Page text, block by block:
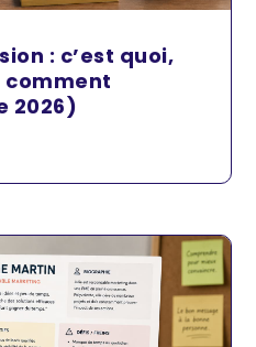
: c’est quoi,
comment
2026)